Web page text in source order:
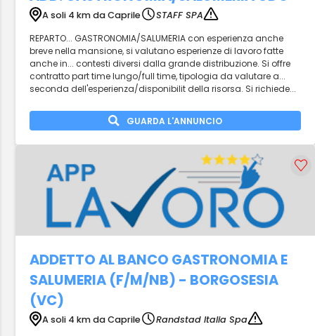
A soli 4 km da Caprile
STAFF SPA
REPARTO... GASTRONOMIA/SALUMERIA con esperienza anche
breve nella mansione, si valutano esperienze di lavoro fatte
anche in... contesti diversi dalla grande distribuzione. Si offre
contratto part time lungo/full time, tipologia da valutare a...
seconda dell'esperienza/disponibilit della risorsa. Si richiede...
GUARDA L'ANNUNCIO
ADDETTO AL BANCO GASTRONOMIA E
SALUMERIA (F/M/NB) - BORGOSESIA
(VC)
A soli 4 km da Caprile
Randstad Italia Spa